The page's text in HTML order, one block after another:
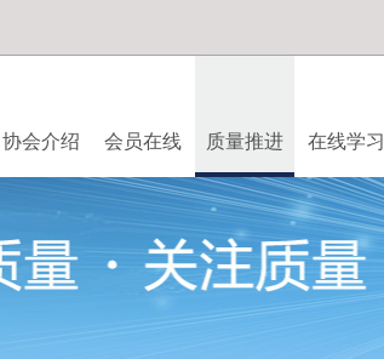
协会介绍 会员在线 质量推进 在线学习